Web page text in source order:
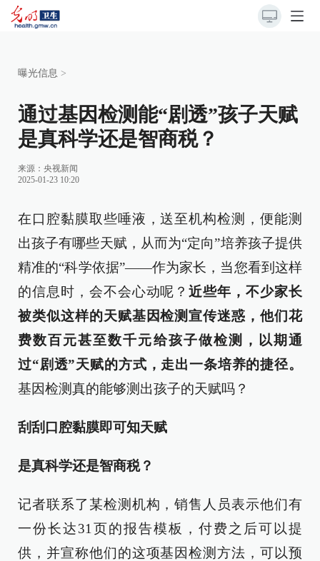
曝光信息 >
通过基因检测能“剧透”孩子天赋
是真科学还是智商税？
来源： 央视新闻
2025-01-23 10:20
在口腔黏膜取些唾液，送至机构检测，便能测
出孩子有哪些天赋，从而为“定向”培养孩子提供
精准的“科学依据”——作为家长，当您看到这样
的信息时，会不会心动呢？近些年，不少家长
被类似这样的天赋基因检测宣传迷惑，他们花
费数百元甚至数千元给孩子做检测，以期通
过“剧透”天赋的方式，走出一条培养的捷径。
基因检测真的能够测出孩子的天赋吗？
刮刮口腔黏膜即可知天赋
是真科学还是智商税？
记者联系了某检测机构，销售人员表示他们有
一份长达31页的报告模板，付费之后可以提
供，并宣称他们的这项基因检测方法，可以预